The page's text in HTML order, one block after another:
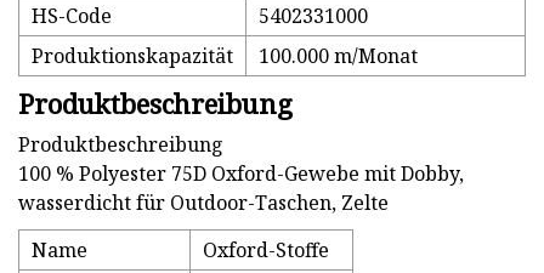
HS-Code
5402331000
Produktionskapazität
100.000 m/Monat
Produktbeschreibung
Produktbeschreibung
100 % Polyester 75D Oxford-Gewebe mit Dobby,
wasserdicht für Outdoor-Taschen, Zelte
Name
Oxford-Stoffe